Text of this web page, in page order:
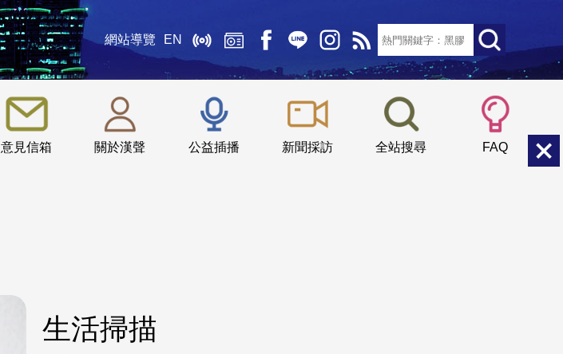
網站導覽 EN
意見信箱 關於漢聲 公益插播 新聞採訪 全站搜尋 FAQ
::: 小 中
生活掃描